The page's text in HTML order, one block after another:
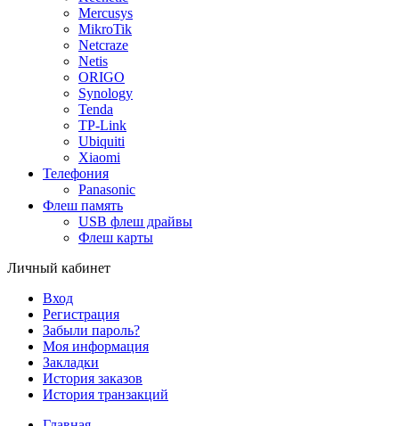
Mercusys
MikroTik
Netcraze
Netis
ORIGO
Synology
Tenda
TP-Link
Ubiquiti
Xiaomi
Телефония
Panasonic
Флеш память
USB флеш драйвы
Флеш карты
Личный кабинет
Вход
Регистрация
Забыли пароль?
Моя информация
Закладки
История заказов
История транзакций